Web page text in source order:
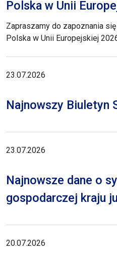
Polska w Unii
Zapraszamy do zapoznania
Polska w Unii Europejskiej
23.07.2026
Najnowszy Biuletyn
23.07.2026
Najnowsze dane o
gospodarczej kraju
20.07.2026